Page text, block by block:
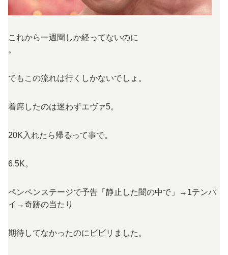
これから一週間しか経ってないのに
。
でもこの流れは行くしかないでしょ。
着席したのは迷わずエヴァ5。
20K入れたら帰るって事で。
6.5K。
ペンペンステージで予告「静止した闇の中で」→1テンパ
イ→奇跡の当たり
期待してなかったのにビビリました。